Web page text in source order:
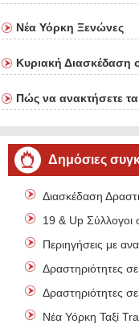
Νέα Υόρκη Ξενώνες
Κυριακή Διασκέδαση
Πώς να ανακτήσετε
Δημόσιες
Διασκέδαση
19 & Up Σύλλογοι
Περιηγήσεις με
Δραστηριότητες
Δραστηριότητες
Νέα Υόρκη Ταξί